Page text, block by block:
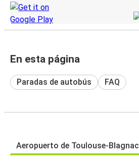
En esta página
Paradas de autobús FAQ
Aeropuerto de Toulouse-Blagnac